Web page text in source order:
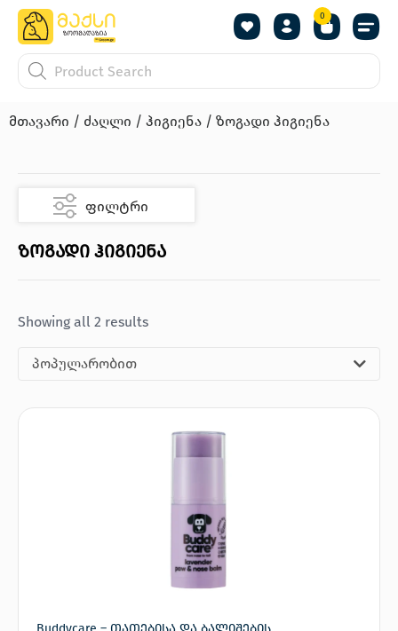
0
მთავარი / ძაღლი / ჰიგიენა / ზოგადი ჰიგიენა
ფილტრი
ზოგადი ჰიგიენა
Showing all 2 results
პოპულარობით